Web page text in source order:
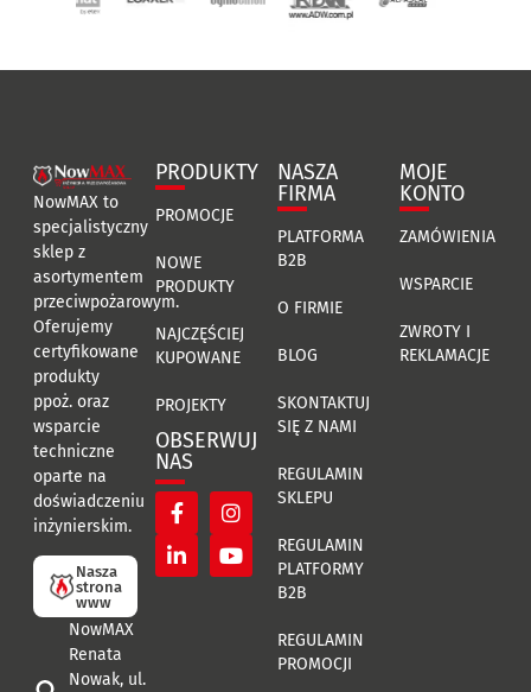
NowMAX to
specjalistyczny
sklep z
asortymentem
przeciwpożarowym.
Oferujemy
certyfikowane
produkty
ppoż. oraz
wsparcie
techniczne
oparte na
doświadczeniu
inżynierskim.
Nasza
strona
www
NowMAX
Renata
Nowak, ul.
PRODUKTY
PROMOCJE
NOWE
PRODUKTY
NAJCZĘŚCIEJ
KUPOWANE
PROJEKTY
OBSERWUJ
NAS
NASZA
FIRMA
PLATFORMA
B2B
O FIRMIE
BLOG
SKONTAKTUJ
SIĘ Z NAMI
REGULAMIN
SKLEPU
REGULAMIN
PLATFORMY
B2B
REGULAMIN
PROMOCJI
MOJE
KONTO
ZAMÓWIENIA
WSPARCIE
ZWROTY I
REKLAMACJE